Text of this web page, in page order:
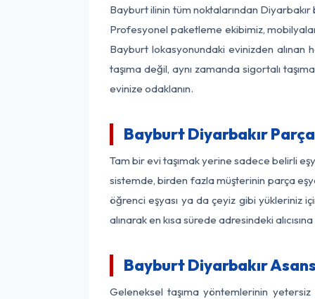
Bayburt ilinin tüm noktalarından
Profesyonel paketleme ekibimiz,
Bayburt lokasyonundaki evinizden
taşıma değil, aynı zamanda sigortalı
evinize odaklanın.
Bayburt Diyarbakır
Tam bir evi taşımak yerine sadece belirli
sistemde, birden fazla müşterinin parça
öğrenci eşyası ya da çeyiz gibi yükleriniz
alınarak en kısa sürede adresindeki
Bayburt Diyarbakır
Geleneksel taşıma yöntemlerinin